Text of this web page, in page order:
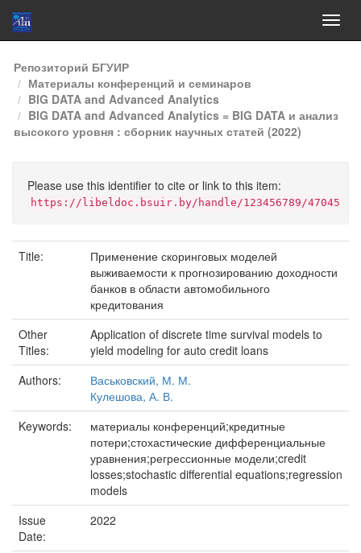
Skip
navigation
Репозиторий БГУИР
Материалы конференций и семинаров
BIG DATA and Advanced Analytics
BIG DATA and Advanced Analytics = BIG DATA и анализ
высокого уровня : сборник научных статей (2022)
Please use this identifier to cite or link to this item:
https://libeldoc.bsuir.by/handle/123456789/47045
Title:
Применение скоринговых моделей
выживаемости к прогнозированию доходности
банков в области автомобильного
кредитования
Other
Titles:
Application of discrete time survival models to
yield modeling for auto credit loans
Authors:
Васьковский, М. М.
Кулешова, А. В.
Keywords:
материалы конференций;кредитные
потери;стохастические дифференциальные
уравнения;регрессионные модели;credit
losses;stochastic differential equations;regression
models
Issue
Date:
2022